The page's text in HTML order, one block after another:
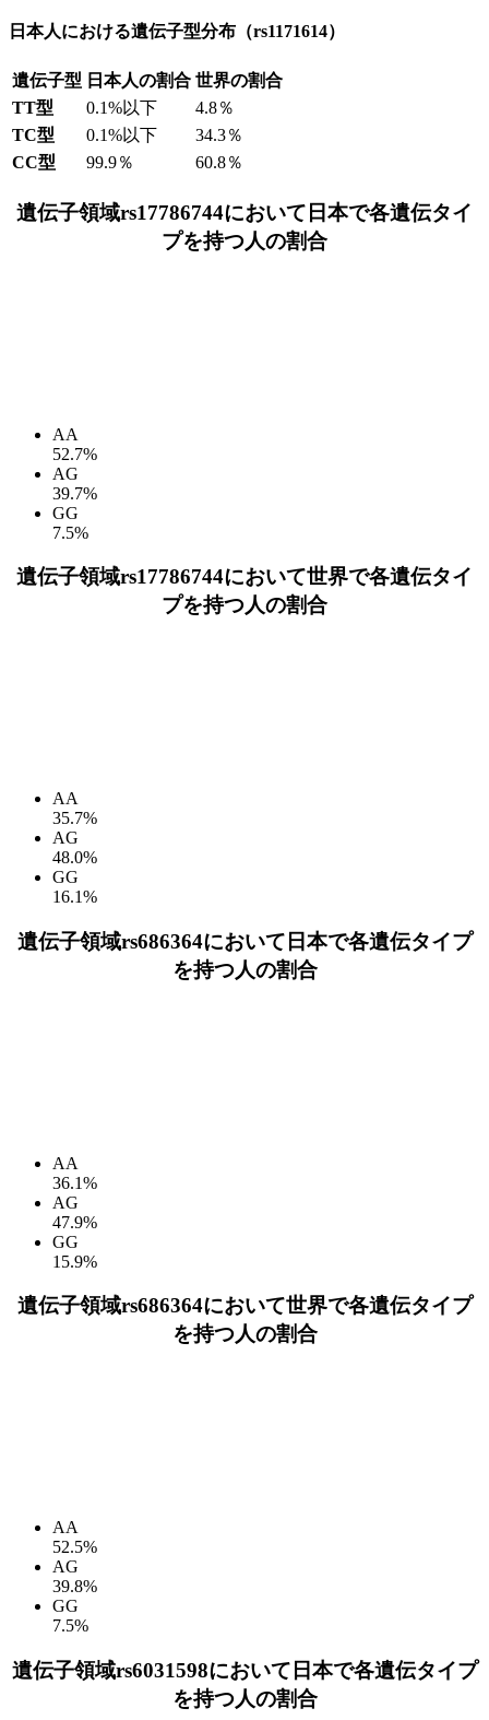
日本人における遺伝子型分布（rs1171614）
遺伝子型 日本人の割合 世界の割合
TT型
0.1%以下
4.8％
TC型
0.1%以下
34.3％
CC型
99.9％ 60.8％
遺伝子領域rs17786744において日本で各遺伝タイ
プを持つ人の割合
AA
52.7%
AG
39.7%
GG
7.5%
遺伝子領域rs17786744において世界で各遺伝タイ
プを持つ人の割合
AA
35.7%
AG
48.0%
GG
16.1%
遺伝子領域rs686364において日本で各遺伝タイプ
を持つ人の割合
AA
36.1%
AG
47.9%
GG
15.9%
遺伝子領域rs686364において世界で各遺伝タイプ
を持つ人の割合
AA
52.5%
AG
39.8%
GG
7.5%
遺伝子領域rs6031598において日本で各遺伝タイプ
を持つ人の割合